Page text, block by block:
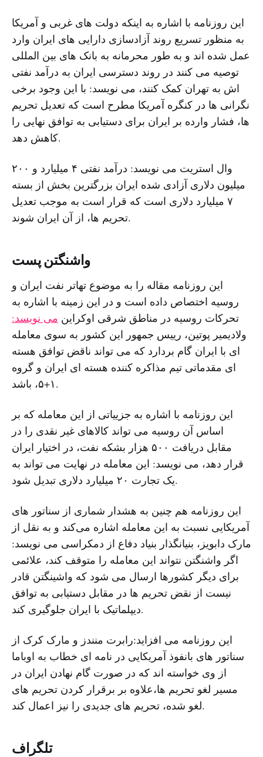
این روزنامه با اشاره به اینکه دولت های غربی و آمریکا
به منظور تسریع روند آزادسازی دارایی های ایران وارد
عمل شده اند و به طور محرمانه به بانک های بین المللی
توصیه می کنند در روند دسترسی ایران به درآمد نفتی
اش به تهران کمک کنند، می نویسد: با این وجود برخی
نگرانی ها در کنگره آمریکا مطرح است که تعدیل تحریم
ها، فشار وارده بر ایران برای دستیابی به توافق نهایی را
کاهش دهد.
وال استریت می نویسد: درآمد نفتی ۴ میلیارد و ۲۰۰
میلیون دلاری آزادی شده ایران بزرگترین بخش از بسته
۷ میلیارد دلاری است که قرار است به موجب تعدیل
تحریم ها، از آن ایران شوند.
واشنگتن پست
این روزنامه مقاله را به موضوع تهاتر نفت ایران و
روسیه اختصاص داده است و در این زمینه با اشاره به
تحرکات روسیه در مناطق شرقی اوکراین می نویسد:
ولادیمیر پوتین، رییس جمهور این کشور به سوی معامله
ای با ایران گام بردارد که می تواند ناقض توافق هسته
ای مقدماتی تیم مذاکره کننده هسته ای ایران و گروه
۱+۵، باشد.
این روزنامه با اشاره به جزییاتی از این معامله که بر
اساس آن روسیه می تواند کالاهای غیر نقدی را در
مقابل دریافت ۵۰۰ هزار بشکه نفت، در اختیار ایران
قرار دهد، می نویسد: این معامله در نهایت می تواند به
یک تجارت ۲۰ میلیارد دلاری تبدیل شود.
این روزنامه هم چنین به هشدار شماری از سناتور های
آمریکایی نسبت به این معامله اشاره می‌کند و به نقل از
مارک دابویز، بنیانگذار بنیاد دفاع از دمکراسی می نویسد:
اگر واشنگتن نتواند این معامله را متوقف کند، علائمی
برای دیگر کشورها ارسال می شود که واشینگتن قادر
نیست از نقض تحریم ها در مقابل دستیابی به توافق
دیپلماتیک با ایران جلوگیری کند.
این روزنامه می افزاید:رابرت منندز و مارک کرک از
سناتور های بانفوذ آمریکایی در نامه ای خطاب به اوباما
از وی خواسته اند که در صورت گام نهادن ایران در
مسیر لغو تحریم ها،علاوه بر برقرار کردن تحریم های
لغو شده، تحریم های جدیدی را نیز اعمال کند.
تلگراف